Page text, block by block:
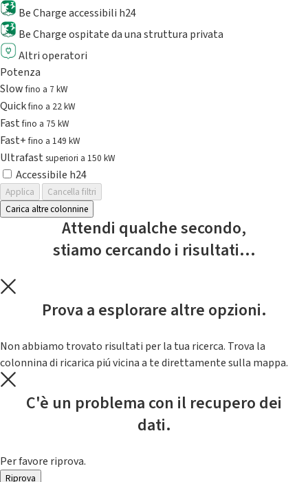
Be Charge accessibili h24
Be Charge ospitate da una struttura privata
Altri operatori
Potenza
Slowfino a 7 kW
Quickfino a 22 kW
Fastfino a 75 kW
Fast+fino a 149 kW
Ultrafast superiori a 150 kW
Accessibile h24
Applica
Cancella filtri
Carica altre colonnine
Attendi qualche secondo,
stiamo cercando i risultati...
Prova a esplorare altre opzioni.
Non abbiamo trovato risultati per la tua ricerca. Trova la
colonnina di ricarica piú vicina a te direttamente sulla mappa.
C'è un problema con il recupero dei
dati.
Per favore riprova.
Riprova